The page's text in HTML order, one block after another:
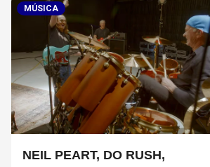
MÚSICA
NEIL PEART, DO RUSH,